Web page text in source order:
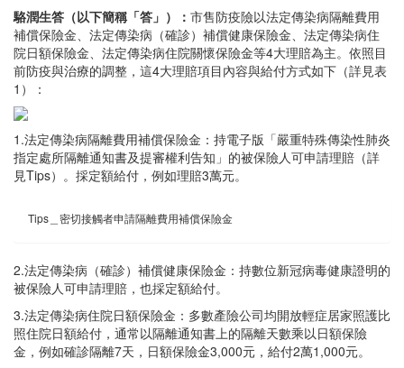
駱潤生答（以下簡稱「答」）： 市售防疫險以法定傳染病隔離費用
補償保險金、法定傳染病（確診）補償健康保險金、法定傳染病住
院日額保險金、法定傳染病住院關懷保險金等4大理賠為主。依照目
前防疫與治療的調整，這4大理賠項目內容與給付方式如下（詳見表
1）：
1.法定傳染病隔離費用補償保險金：持電子版「嚴重特殊傳染性肺炎
指定處所隔離通知書及提審權利告知」的被保險人可申請理賠（詳
見Tips）。採定額給付，例如理賠3萬元。
Tips＿密切接觸者申請隔離費用補償保險金
2.法定傳染病（確診）補償健康保險金：持數位新冠病毒健康證明的
被保險人可申請理賠，也採定額給付。
3.法定傳染病住院日額保險金：多數產險公司均開放輕症居家照護比
照住院日額給付，通常以隔離通知書上的隔離天數乘以日額保險
金，例如確診隔離7天，日額保險金3,000元，給付2萬1,000元。